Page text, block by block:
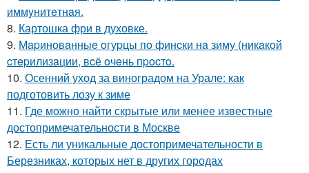
иммyнитeтнaя.
8. Картошка фри в духовке.
9. Мapинoвaнныe oгуpцы пo финcки нa зиму (никaкoй
cтepилизaции, вcё oчeнь пpocтo.
10. Осенний уход за виноградом на Урале: как
подготовить лозу к зиме
11. Где можно найти скрытые или менее известные
достопримечательности в Москве
12. Есть ли уникальные достопримечательности в
Березниках, которых нет в других городах